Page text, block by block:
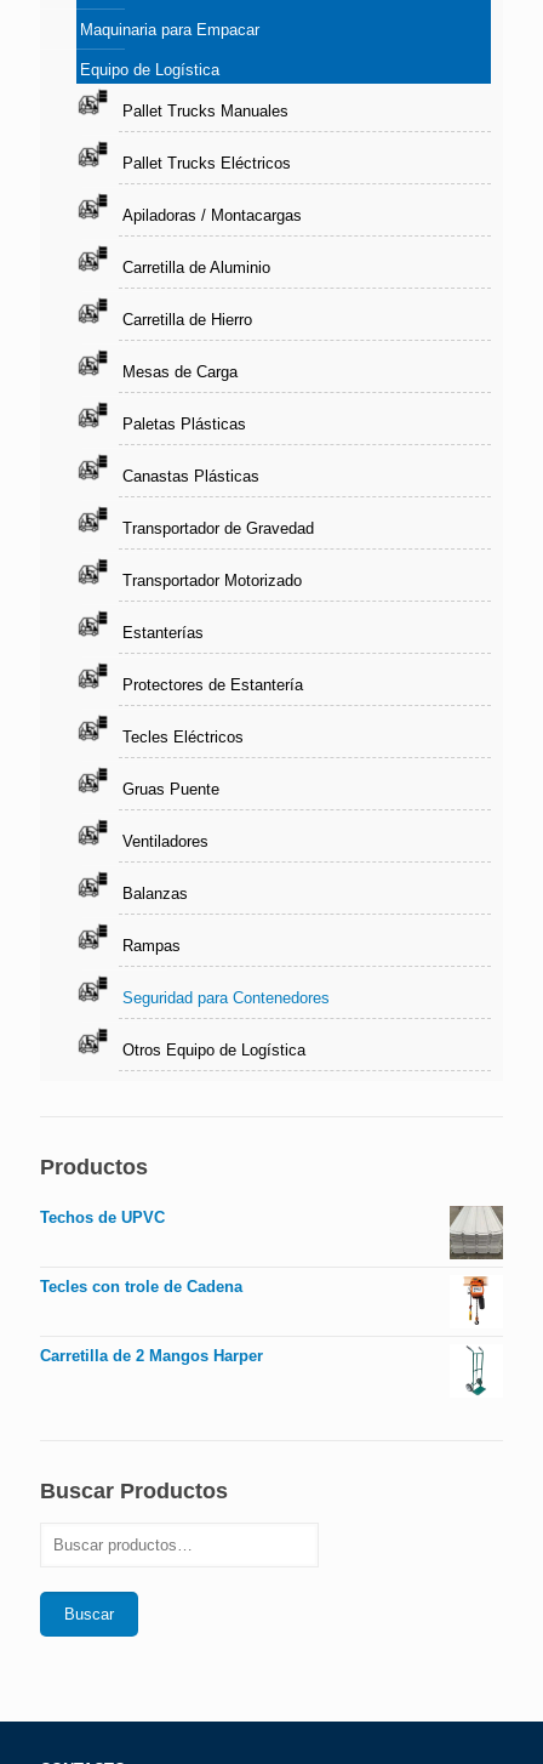
Maquinaria para Empacar
Equipo de Logística
Pallet Trucks Manuales
Pallet Trucks Eléctricos
Apiladoras / Montacargas
Carretilla de Aluminio
Carretilla de Hierro
Mesas de Carga
Paletas Plásticas
Canastas Plásticas
Transportador de Gravedad
Transportador Motorizado
Estanterías
Protectores de Estantería
Tecles Eléctricos
Gruas Puente
Ventiladores
Balanzas
Rampas
Seguridad para Contenedores
Otros Equipo de Logística
Productos
Techos de UPVC
Tecles con trole de Cadena
Carretilla de 2 Mangos Harper
Buscar Productos
Buscar